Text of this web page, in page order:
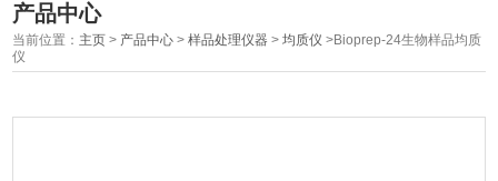
产品中心
当前位置： 主页 > 产品中心 >样品处理仪器 >均质仪 >Bioprep-24生物样品均质
仪